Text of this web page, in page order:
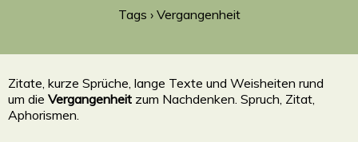
Tags › Vergangenheit
Zitate, kurze Sprüche, lange Texte und Weisheiten rund
um die Vergangenheit zum Nachdenken. Spruch, Zitat,
Aphorismen.